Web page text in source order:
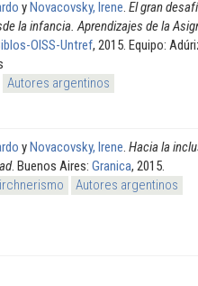
yNovacovsky, Irene El gran
la infancia. Aprendizajes de la
OISS-Untref, 2015. Equipo:
Autores argentinos
yNovacovsky, Irene Hacia la
. Buenos Aires: Granica, 2015.
Autores argentinos